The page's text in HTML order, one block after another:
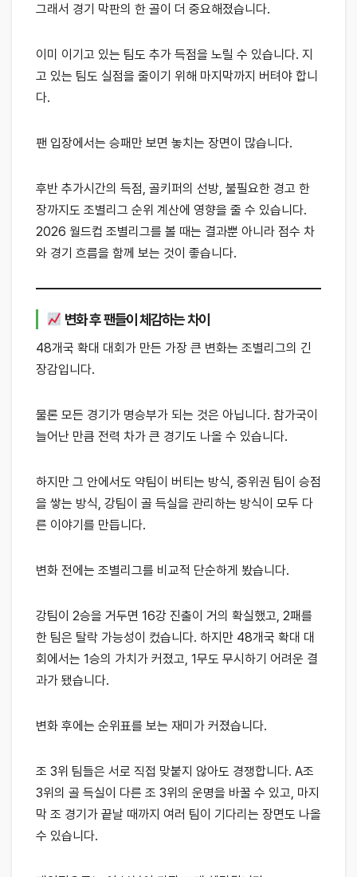
그래서 경기 막판의 한 골이 더 중요해졌습니다.
이미 이기고 있는 팀도 추가 득점을 노릴 수 있습니다. 지
고 있는 팀도 실점을 줄이기 위해 마지막까지 버텨야 합니
다.
팬 입장에서는 승패만 보면 놓치는 장면이 많습니다.
후반 추가시간의 득점, 골키퍼의 선방, 불필요한 경고 한
장까지도 조별리그 순위 계산에 영향을 줄 수 있습니다.
2026 월드컵 조별리그를 볼 때는 결과뿐 아니라 점수 차
와 경기 흐름을 함께 보는 것이 좋습니다.
변화 후 팬들이 체감하는 차이
48개국 확대 대회가 만든 가장 큰 변화는 조별리그의 긴
장감입니다.
물론 모든 경기가 명승부가 되는 것은 아닙니다. 참가국이
늘어난 만큼 전력 차가 큰 경기도 나올 수 있습니다.
하지만 그 안에서도 약팀이 버티는 방식, 중위권 팀이 승점
을 쌓는 방식, 강팀이 골 득실을 관리하는 방식이 모두 다
른 이야기를 만듭니다.
변화 전에는 조별리그를 비교적 단순하게 봤습니다.
강팀이 2승을 거두면 16강 진출이 거의 확실했고, 2패를
한 팀은 탈락 가능성이 컸습니다. 하지만 48개국 확대 대
회에서는 1승의 가치가 커졌고, 1무도 무시하기 어려운 결
과가 됐습니다.
변화 후에는 순위표를 보는 재미가 커졌습니다.
조 3위 팀들은 서로 직접 맞붙지 않아도 경쟁합니다. A조
3위의 골 득실이 다른 조 3위의 운명을 바꿀 수 있고, 마지
막 조 경기가 끝날 때까지 여러 팀이 기다리는 장면도 나올
수 있습니다.